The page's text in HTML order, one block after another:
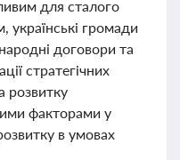
для сталого
українські громади
договори та
стратегічних
розвитку
факторами у
в умовах